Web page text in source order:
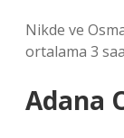
Nikde ve
ortalama 3
Adana